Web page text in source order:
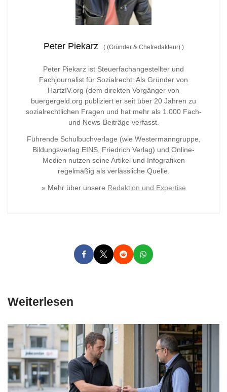
Peter Piekarz ((Gründer & Chefredakteur) )
Peter Piekarz ist Steuerfachangestellter und
Fachjournalist für Sozialrecht. Als Gründer von
HartzIV.org (dem direkten Vorgänger von
buergergeld.org publiziert er seit über 20 Jahren zu
sozialrechtlichen Fragen und hat mehr als 1.000 Fach-
und News-Beiträge verfasst.
Führende Schulbuchverlage (wie Westermanngruppe,
Bildungsverlag EINS, Friedrich Verlag) und Online-
Medien nutzen seine Artikel und Infografiken
regelmäßig als verlässliche Quelle.
» Mehr über unsere Redaktion und Expertise
Weiterlesen